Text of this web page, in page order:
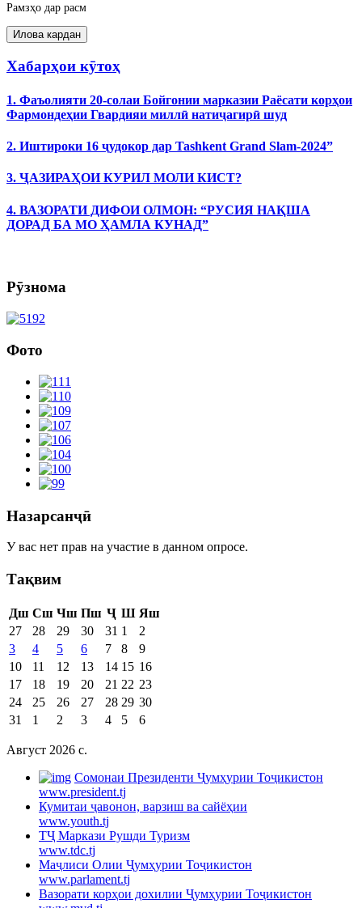
Рамзҳо дар расм
Хабарҳои кӯтоҳ
1. Фаъолияти 20-солаи Бойгонии марказии Раёсати корҳои
Фармондеҳии Гвардияи миллӣ натиҷагирӣ шуд
2. Иштироки 16 ҷудокор дар Tashkent Grand Slam-2024”
3. ҶАЗИРАҲОИ КУРИЛ МОЛИ КИСТ?
4. ВАЗОРАТИ ДИФОИ ОЛМОН: “РУСИЯ НАҚША
ДОРАД БА МО ҲАМЛА КУНАД”
Рӯзнома
Фото
Назарсанҷӣ
У вас нет прав на участие в данном опросе.
Тақвим
Дш Сш Чш Пш Ҷ Ш Яш
27
28 29 30 31 1
2
3
4 5 6 7 8
9
10
11 12 13 14 15 16
17
18 19 20 21 22 23
24
25 26 27 28 29 30
31
1 2 3 4 5 6
Август 2026 c.
Cомонаи Президенти Ҷумҳурии Тоҷикистон
www.president.tj
Кумитаи ҷавонон, варзиш ва сайёҳии
www.youth.tj
ТҶ Маркази Рушди Туризм
www.tdc.tj
Маҷлиси Олии Ҷумҳурии Тоҷикистон
www.parlament.tj
Вазорати корҳои дохилии Ҷумҳурии Тоҷикистон